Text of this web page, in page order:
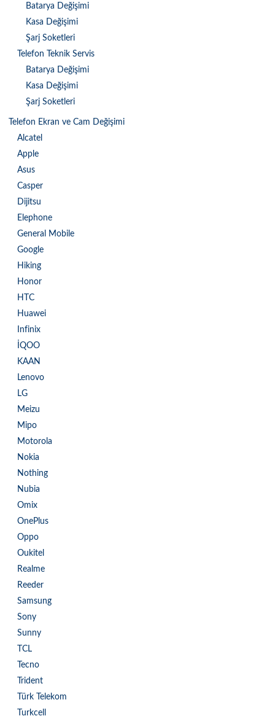
Batarya Değişimi
Kasa Değişimi
Şarj Soketleri
Telefon Teknik Servis
Batarya Değişimi
Kasa Değişimi
Şarj Soketleri
Telefon Ekran ve Cam Değişimi
Alcatel
Apple
Asus
Casper
Dijitsu
Elephone
General Mobile
Google
Hiking
Honor
HTC
Huawei
Infinix
İQOO
KAAN
Lenovo
LG
Meizu
Mipo
Motorola
Nokia
Nothing
Nubia
Omix
OnePlus
Oppo
Oukitel
Realme
Reeder
Samsung
Sony
Sunny
TCL
Tecno
Trident
Türk Telekom
Turkcell